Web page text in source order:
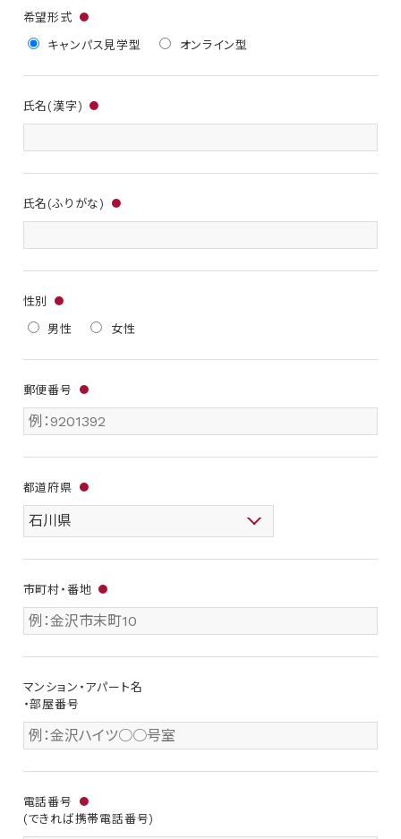
希望形式 ●
キャンパス見学型 オンライン型
氏名(漢字) ●
氏名(ふりがな) ●
性別 ●
男性 女性
郵便番号 ●
都道府県 ●
市町村・番地 ●
マンション・アパート名
・部屋番号
電話番号 ●
(できれば携帯電話番号)